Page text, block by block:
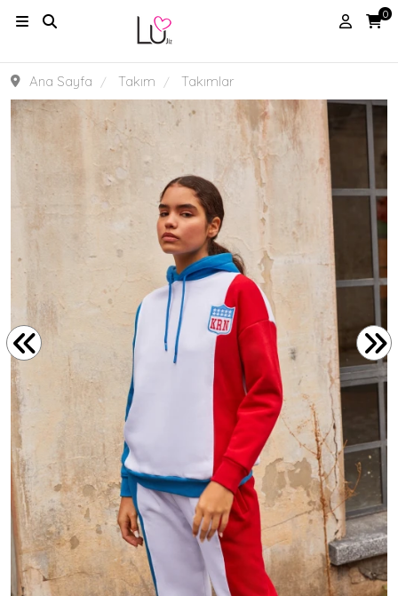
0
Ana Sayfa Takım Takımlar